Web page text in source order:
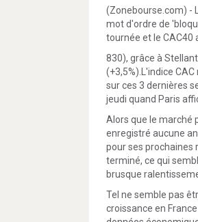
(Zonebourse.com) -
mot d'ordre de
tournée et le CAC40
830), grâce à
(+3,5%).L'indice
sur ces 3 dernières
jeudi quand Paris
Alors que le marché
enregistré aucune
pour ses prochaines
terminé, ce qui
brusque
Tel ne semble pas
croissance en